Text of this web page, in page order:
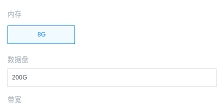
内存
8G
数据盘
200G
带宽